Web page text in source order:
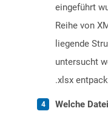
eingeführt
Reihe von
liegende
untersucht
.xlsx
Welche